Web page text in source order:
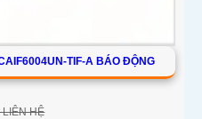
TIF-A BÁO ĐỘNG
LIÊN HỆ